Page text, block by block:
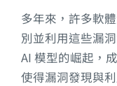
多年來，許多軟
別並利用這些漏
AI 模型的崛起，
使得漏洞發現與